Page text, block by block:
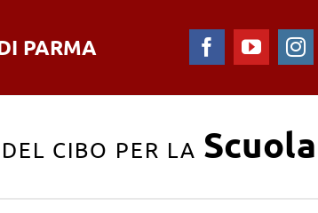
PARMA Facebook
CIBO PER LA Scuola